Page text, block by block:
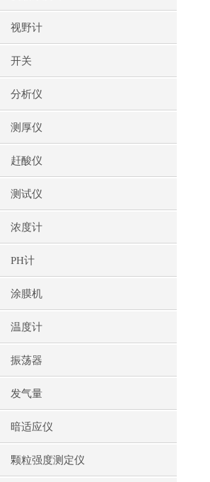
视野计
开关
分析仪
测厚仪
赶酸仪
测试仪
浓度计
PH计
涂膜机
温度计
振荡器
发气量
暗适应仪
颗粒强度测定仪